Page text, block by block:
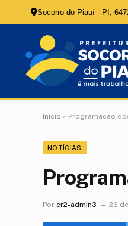
Socorro do Piauí - PI,
Início » Programação
NOTÍCIAS
Por cr2-admin3 26